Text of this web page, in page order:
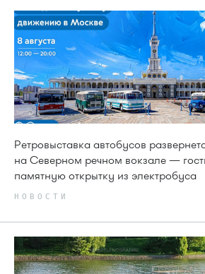
Ретровыставка автобусов
на Северном речном вокзале —
памятную открытку из электробуса
НОВОСТИ